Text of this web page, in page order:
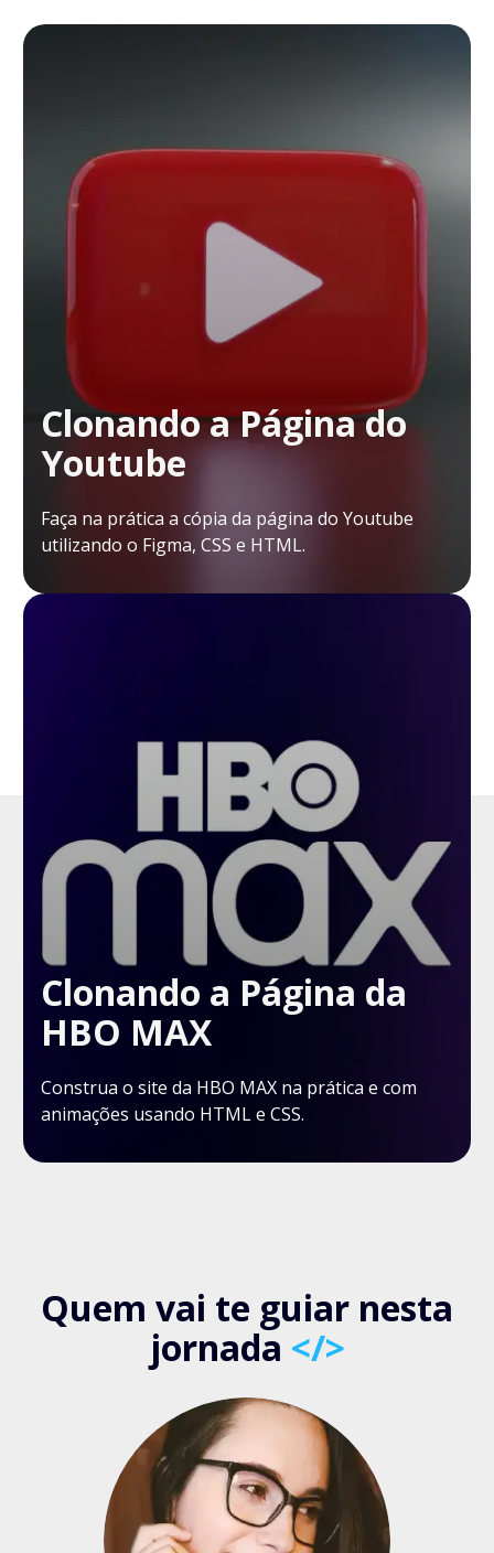
Clonando a Página do
Youtube
Faça na prática a cópia da página do Youtube
utilizando o Figma, CSS e HTML.
Clonando a Página da
HBO MAX
Construa o site da HBO MAX na prática e com
animações usando HTML e CSS.
Quem vai te guiar nesta
jornada </>